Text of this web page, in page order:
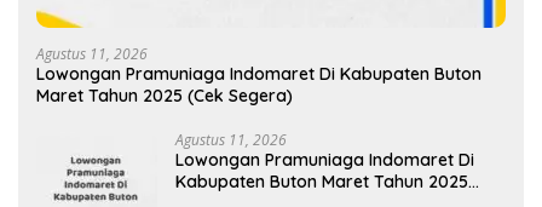
Agustus 11, 2026
Lowongan Pramuniaga Indomaret Di Kabupaten Buton
Maret Tahun 2025 (Cek Segera)
Agustus 11, 2026
Lowongan Pramuniaga Indomaret Di
Kabupaten Buton Maret Tahun 2025